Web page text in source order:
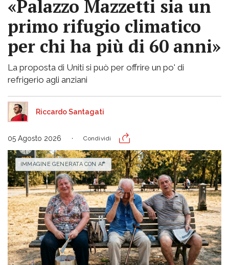
«Palazzo Mazzetti sia un
primo rifugio climatico
per chi ha più di 60 anni»
La proposta di Uniti si può per offrire un po' di
refrigerio agli anziani
Riccardo Santagati
05 Agosto 2026 Condividi
IMMAGINE GENERATA CON AI